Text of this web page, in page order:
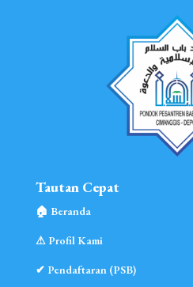
Tautan Cepat
🏠︎ Beranda
⚠︎ Profil Kami
✔ Pendaftaran (PSB)